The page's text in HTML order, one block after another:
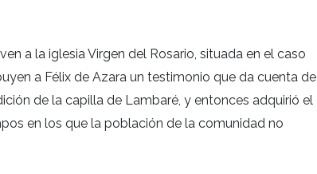
a la iglesia Virgen del Rosario, situada en el caso
a Félix de Azara un testimonio que da cuenta de
de la capilla de Lambaré, y entonces adquirió el
en los que la población de la comunidad no